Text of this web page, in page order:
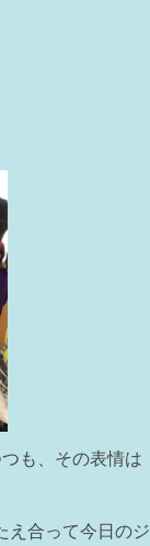
も、その表情は
え合って今日のジ